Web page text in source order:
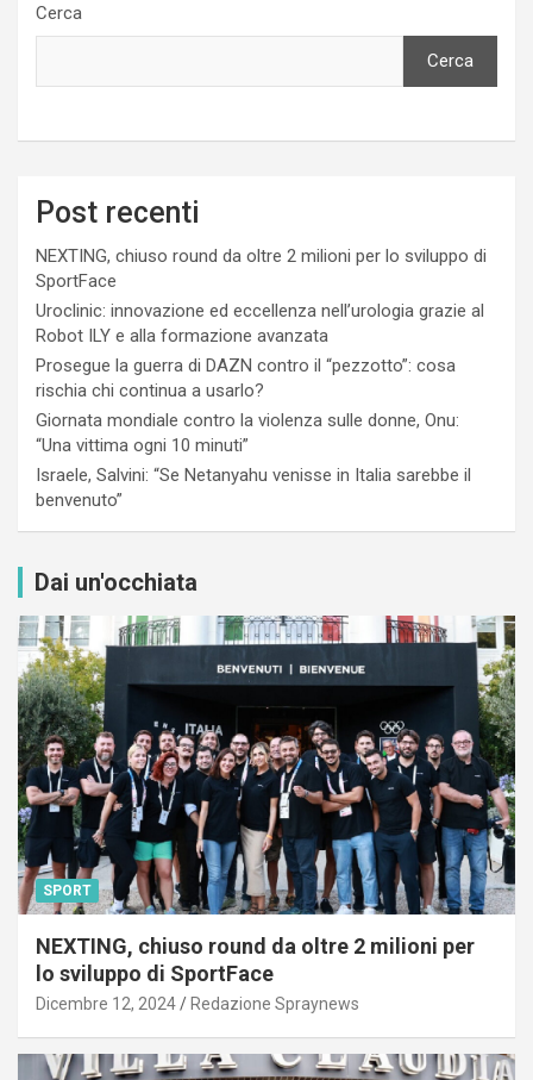
Cerca
Cerca
Post recenti
NEXTING, chiuso round da oltre 2 milioni per lo sviluppo di
SportFace
Uroclinic: innovazione ed eccellenza nell’urologia grazie al
Robot ILY e alla formazione avanzata
Prosegue la guerra di DAZN contro il “pezzotto”: cosa
rischia chi continua a usarlo?
Giornata mondiale contro la violenza sulle donne, Onu:
“Una vittima ogni 10 minuti”
Israele, Salvini: “Se Netanyahu venisse in Italia sarebbe il
benvenuto”
Dai un'occhiata
SPORT
NEXTING, chiuso round da oltre 2 milioni per
lo sviluppo di SportFace
Dicembre 12, 2024 Redazione Spraynews